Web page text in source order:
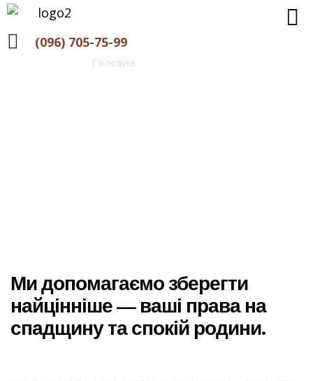
(096) 705-75-99
Головна
Ми допомагаємо зберегти
найцінніше — ваші права на
спадщину та спокій родини.